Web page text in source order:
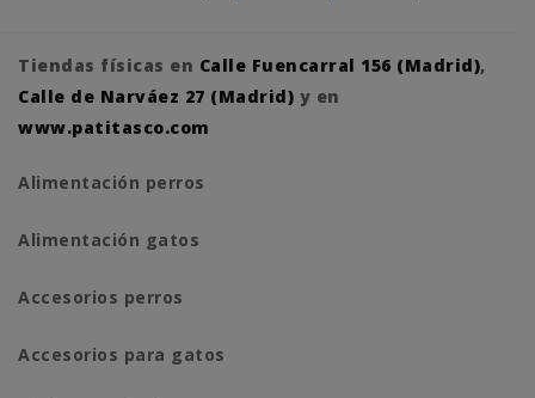
Tiendas físicas en Calle Fuencarral 156 (Madrid),
Calle de Narváez 27 (Madrid) y en
www.patitasco.com
Alimentación perros
Alimentación gatos
Accesorios perros
Accesorios para gatos